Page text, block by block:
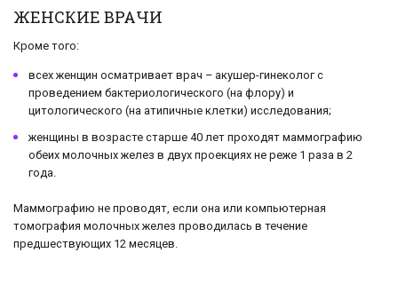
ЖЕНСКИЕ ВРАЧИ
Кроме того:
всех женщин осматривает врач – акушер-гинеколог с
проведением бактериологического (на флору) и
цитологического (на атипичные клетки) исследования;
женщины в возрасте старше 40 лет проходят маммографию
обеих молочных желез в двух проекциях не реже 1 раза в 2
года.
Маммографию не проводят, если она или компьютерная
томография молочных желез проводилась в течение
предшествующих 12 месяцев.